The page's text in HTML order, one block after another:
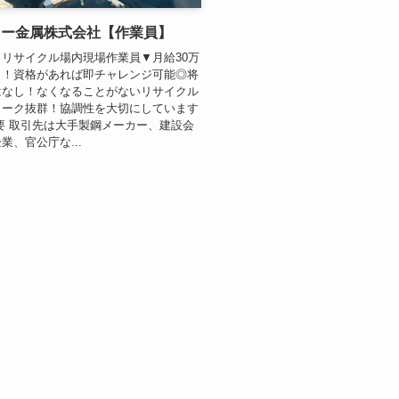
金属株式会社【作業員】
サイクル場内現場作業員▼月給30万
資格があれば即チャレンジ可能◎将
し！なくなることがないリサイクル
ク抜群！協調性を大切にしています
取引先は大手製鋼メーカー、建設会
、官公庁な...